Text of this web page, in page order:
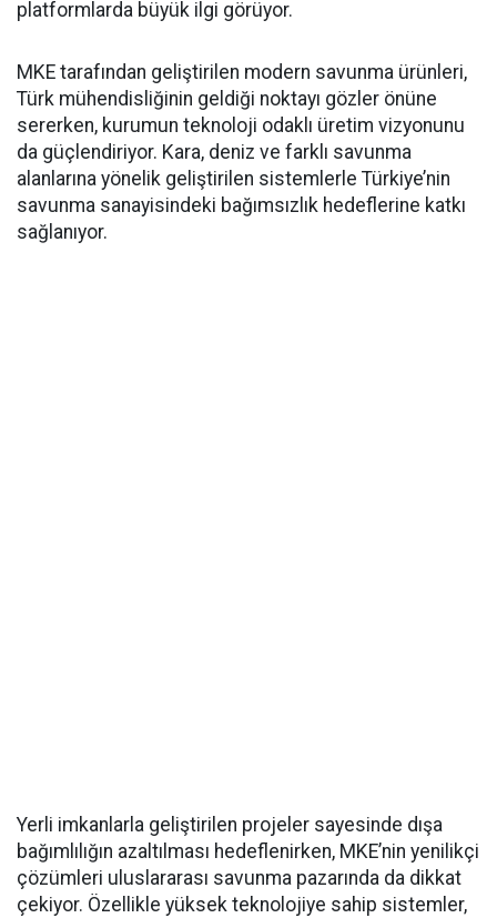
platformlarda büyük ilgi görüyor.
MKE tarafından geliştirilen modern savunma ürünleri,
Türk mühendisliğinin geldiği noktayı gözler önüne
sererken, kurumun teknoloji odaklı üretim vizyonunu
da güçlendiriyor. Kara, deniz ve farklı savunma
alanlarına yönelik geliştirilen sistemlerle Türkiye’nin
savunma sanayisindeki bağımsızlık hedeflerine katkı
sağlanıyor.
Yerli imkanlarla geliştirilen projeler sayesinde dışa
bağımlılığın azaltılması hedeflenirken, MKE’nin yenilikçi
çözümleri uluslararası savunma pazarında da dikkat
çekiyor. Özellikle yüksek teknolojiye sahip sistemler,